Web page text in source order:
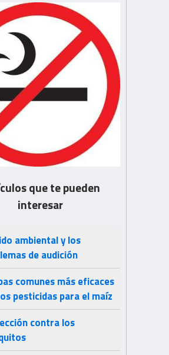
que te pueden
interesar
ambiental y los
de audición
comunes más eficaces
pesticidas para el maíz
contra los